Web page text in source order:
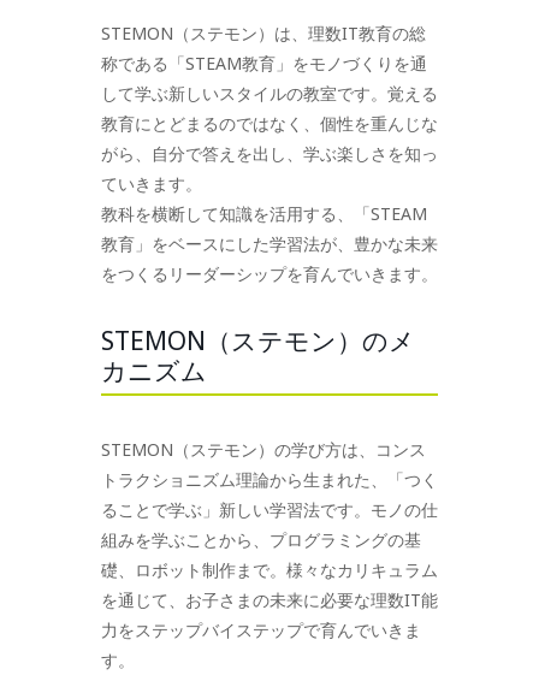
STEMON（ステモン）は、理数IT教育の総
称である「STEAM教育」をモノづくりを通
して学ぶ新しいスタイルの教室です。覚える
教育にとどまるのではなく、個性を重んじな
がら、自分で答えを出し、学ぶ楽しさを知っ
ていきます。
教科を横断して知識を活用する、「STEAM
教育」をベースにした学習法が、豊かな未来
をつくるリーダーシップを育んでいきます。
STEMON（ステモン）のメ
カニズム
STEMON（ステモン）の学び方は、コンス
トラクショニズム理論から生まれた、「つく
ることで学ぶ」新しい学習法です。モノの仕
組みを学ぶことから、プログラミングの基
礎、ロボット制作まで。様々なカリキュラム
を通じて、お子さまの未来に必要な理数IT能
力をステップバイステップで育んでいきま
す。